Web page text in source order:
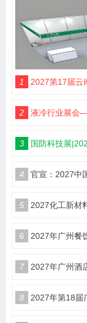
1 2027第17届云
2 液冷行业展会
3 国防科技展
4 官宣：2027中
5 2027化工新材
6 2027年广州餐
7 2027年广州酒
8 2027年第18届